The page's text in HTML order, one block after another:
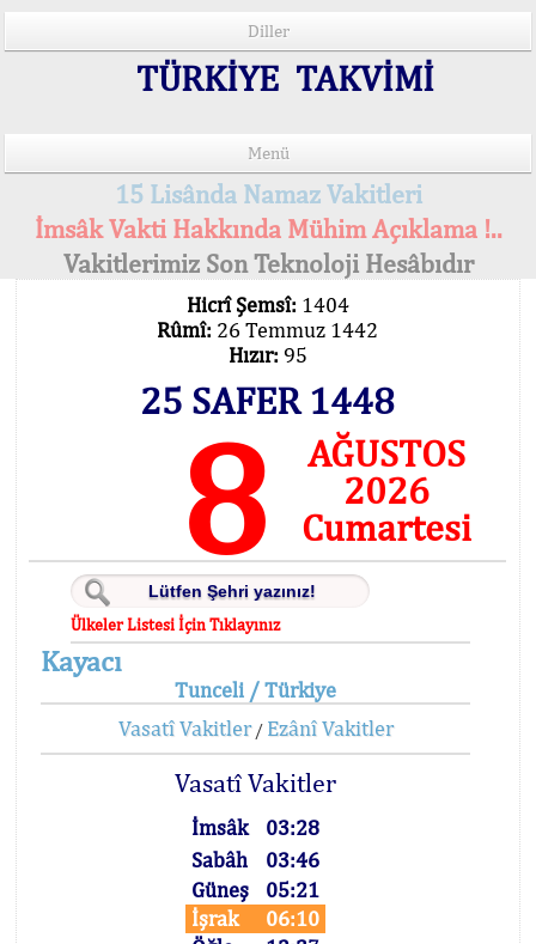
Diller
TÜRKİYE TAKVİMİ
Menü
15 Lisânda Namaz Vakitleri
İmsâk Vakti Hakkında Mühim Açıklama !..
Vakitlerimiz Son Teknoloji Hesâbıdır
Hicrî Şemsî: 1404
Rûmî: 26 Temmuz 1442
Hızır: 95
25 SAFER 1448
8
AĞUSTOS
2026
Cumartesi
Ülkeler Listesi İçin Tıklayınız
Kayacı
Tunceli / Türkiye
Vasatî Vakitler/ Ezânî Vakitler
Vasatî Vakitler
İmsâk
03:28
Sabâh
03:46
Güneş
05:21
İşrak
06:10